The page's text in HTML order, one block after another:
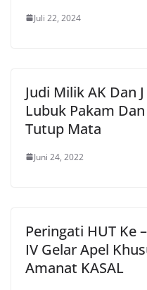
Juli 22, 2024
Judi Milik AK Dan
Lubuk Pakam
Tutup Mata
Juni 24, 2022
Peringati HUT Ke
IV Gelar Apel
Amanat KASAL